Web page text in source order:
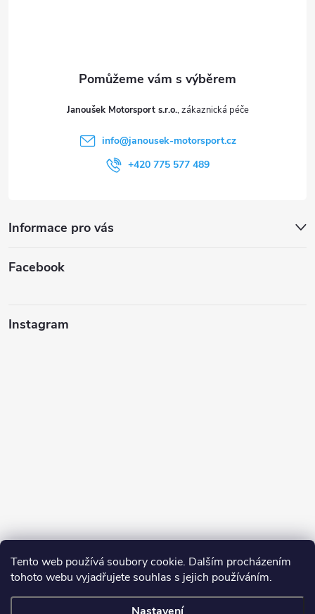
Tento web používá soubory cookie. Dalším procházením
tohoto webu vyjadřujete souhlas s jejich používáním.
Janoušek Motorsport s.r.o.
info@janousek-motorsport.cz
+420 775 577 489
Informace pro vás
Facebook
Instagram
Sledovat na Instagramu